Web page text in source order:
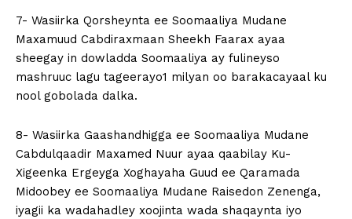
7- Wasiirka Qorsheynta ee Soomaaliya Mudane
Maxamuud Cabdiraxmaan Sheekh Faarax ayaa
sheegay in dowladda Soomaaliya ay fulineyso
mashruuc lagu tageerayo1 milyan oo barakacayaal ku
nool gobolada dalka.
8- Wasiirka Gaashandhigga ee Soomaaliya Mudane
Cabdulqaadir Maxamed Nuur ayaa qaabilay Ku-
Xigeenka Ergeyga Xoghayaha Guud ee Qaramada
Midoobey ee Soomaaliya Mudane Raisedon Zenenga,
iyagii ka wadahadley xoojinta wada shaqaynta iyo